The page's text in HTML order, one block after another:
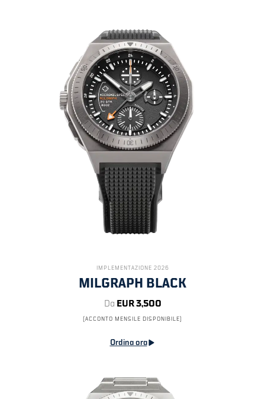
IMPLEMENTAZIONE 2026
MILGRAPH BLACK
Da EUR 3,500
(ACCONTO MENSILE DISPONIBILE)
Ordina ora